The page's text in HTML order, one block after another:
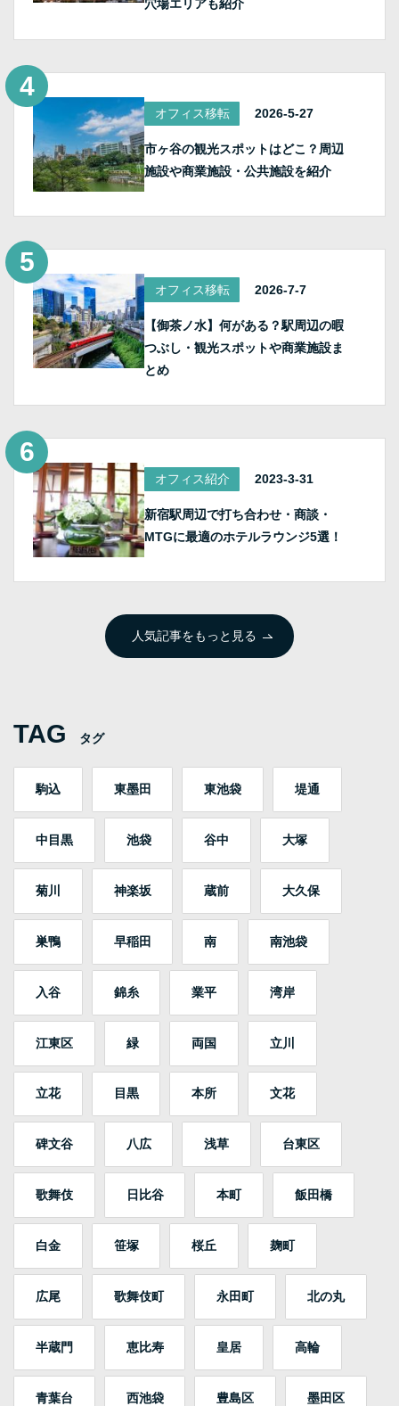
穴場エリアも紹介
オフィス移転 2026-5-27
市ヶ谷の観光スポットはどこ？周辺
施設や商業施設・公共施設を紹介
オフィス移転 2026-7-7
【御茶ノ水】何がある？駅周辺の暇
つぶし・観光スポットや商業施設ま
とめ
オフィス紹介 2023-3-31
新宿駅周辺で打ち合わせ・商談・
MTGに最適のホテルラウンジ5選！
人気記事をもっと見る
TAG タグ
駒込 東墨田 東池袋 堤通
中目黒 池袋 谷中 大塚
菊川 神楽坂 蔵前 大久保
巣鴨 早稲田 南 南池袋
入谷 錦糸 業平 湾岸
江東区 緑 両国 立川
立花 目黒 本所 文花
碑文谷 八広 浅草 台東区
歌舞伎 日比谷 本町 飯田橋
白金 笹塚 桜丘 麹町
広尾 歌舞伎町 永田町 北の丸
半蔵門 恵比寿 皇居 高輪
青葉台 西池袋 豊島区 墨田区